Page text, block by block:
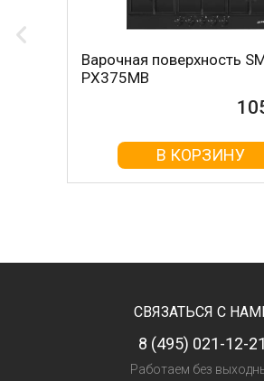
Варочная поверхность
PX375MB
В КОРЗИНУ
СВЯЗАТЬСЯ С
8 (495) 021-12-21
Работаем без